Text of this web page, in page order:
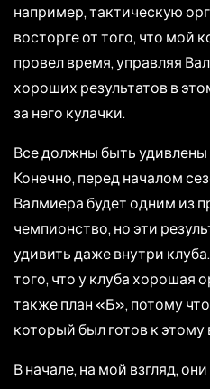
например, тактическую
восторге от того, что мой
провел время, управляя
хороших результатов в
за него кулачки.
Все должны быть
Конечно, перед началом
Валмиера будет одним из
чемпионство, но эти
удивить даже внутри
того, что у клуба хорошая
также план «Б», потому
который был готов к этому
В начале, на мой взгляд,